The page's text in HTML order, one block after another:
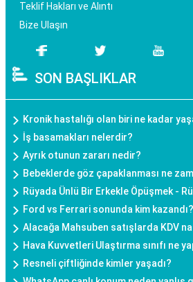
Teklif Hakları ve Alıntı
Bize Ulaşın
SON BAŞLIKLAR
Kronik hastalığı olan biri ne kadar
İş basamakları nelerdir?
Ayrık otunun zararı nedir?
Bebeklerde göz çapaklanması ne
Rüyada Ünlü Bir Erkekle Öpüşmek -
Ford vs Ferrari sonunda kim kazandı?
Alacağa Mahsuben satışlarda KDV
Hava Kuvvetleri Ulaştırma sınıfı ne
Resneli çiftliğinde kimler yaşadı?